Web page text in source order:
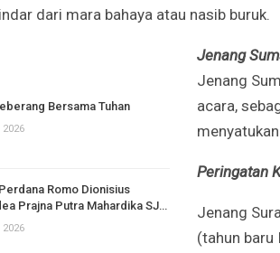
dari mara bahaya atau nasib buruk.
Bersama Tuhan
2026
Romo Dionisius
Prajna Putra Mahardika SJ…
2026
Jenang
Jenang
acara,
Peringatan
Jenang
(tahun